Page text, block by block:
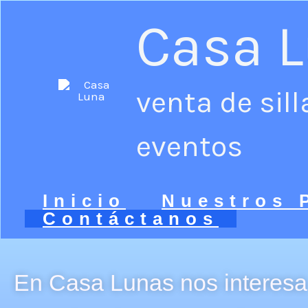
Casa
venta de
eventos
Inicio Nuestros
Contáctanos
En Casa Lunas nos